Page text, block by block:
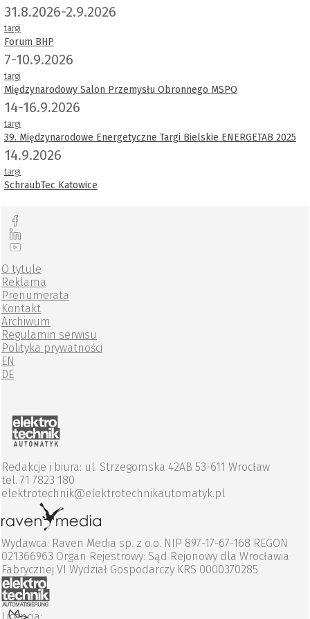
31.8.2026-2.9.2026
targi
Forum BHP
7-10.9.2026
targi
Międzynarodowy Salon Przemysłu Obronnego MSPO
14-16.9.2026
targi
39. Międzynarodowe Energetyczne Targi Bielskie ENERGETAB 2025
14.9.2026
targi
SchraubTec Katowice
O tytule
Reklama
Prenumerata
Kontakt
Archiwum
Regulamin serwisu
Polityka prywatności
EN
DE
Redakcje i biura: ul. Strzegomska 42AB 53-611 Wrocław
tel. 71 7823 180
elektrotechnik@elektrotechnikautomatyk.pl
Wydawca: Raven Media sp. z o.o. NIP 897-17-67-168 REGON
021366963 Organ Rejestrowy: Sąd Rejonowy dla Wrocławia
Fabrycznej VI Wydział Gospodarczy KRS 0000370285